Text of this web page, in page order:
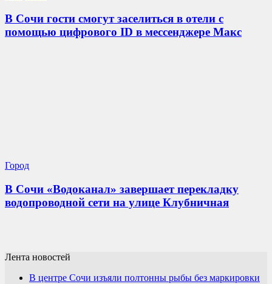
В Сочи гости смогут заселиться в отели с
помощью цифрового ID в мессенджере Макс
Город
В Сочи «Водоканал» завершает перекладку
водопроводной сети на улице Клубничная
Лента новостей
В центре Сочи изъяли полтонны рыбы без маркировки